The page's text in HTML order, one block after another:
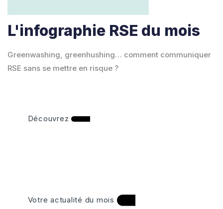
L'infographie RSE du mois
Greenwashing, greenhushing… comment communiquer
RSE sans se mettre en risque ?
Découvrez
Votre actualité du mois